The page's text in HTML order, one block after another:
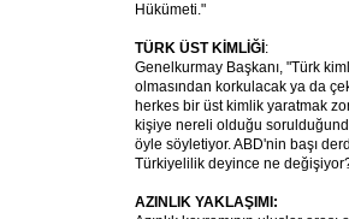
Hükümeti."
TÜRK ÜST KİMLİĞİ :
Genelkurmay Başkanı, "Türk
olmasından korkulacak ya da
herkes bir üst kimlik yaratmak
kişiye nereli olduğu
öyle söyletiyor. ABD'nin başı
Türkiyelilik deyince ne
AZINLIK YAKLAŞIMI: